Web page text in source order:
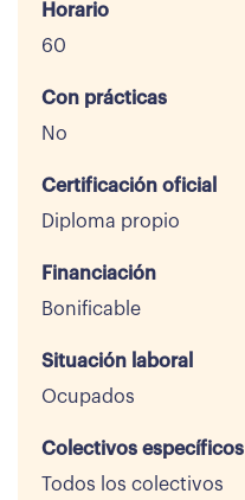
Horario
60
Con prácticas
No
Certificación oficial
Diploma propio
Financiación
Bonificable
Situación laboral
Ocupados
Colectivos específicos
Todos los colectivos